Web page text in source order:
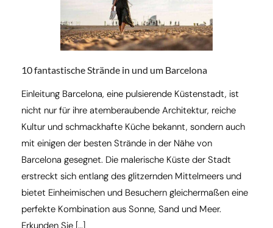
10 fantastische Strände in und um Barcelona
Einleitung Barcelona, eine pulsierende Küstenstadt, ist
nicht nur für ihre atemberaubende Architektur, reiche
Kultur und schmackhafte Küche bekannt, sondern auch
mit einigen der besten Strände in der Nähe von
Barcelona gesegnet. Die malerische Küste der Stadt
erstreckt sich entlang des glitzernden Mittelmeers und
bietet Einheimischen und Besuchern gleichermaßen eine
perfekte Kombination aus Sonne, Sand und Meer.